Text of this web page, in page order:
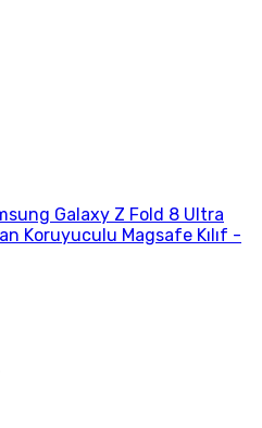
Galaxy Z Fold 8 Ultra
Koruyuculu Magsafe Kılıf -